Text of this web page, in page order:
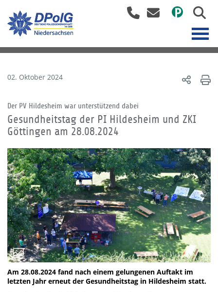
02. Oktober 2024
Der PV Hildesheim war unterstützend dabei
Gesundheitstag der PI Hildesheim und ZKI
Göttingen am 28.08.2024
Am 28.08.2024 fand nach einem gelungenen Auftakt im
letzten Jahr erneut der Gesundheitstag in Hildesheim statt.